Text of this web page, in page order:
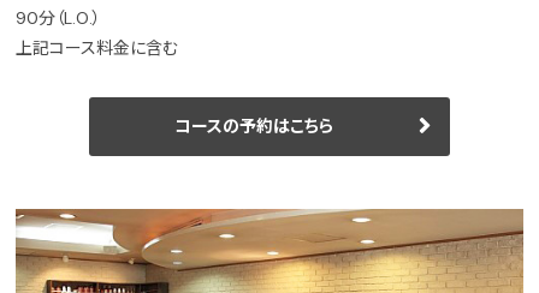
90分（L.O.）
上記コース料金に含む
コースの予約はこちら